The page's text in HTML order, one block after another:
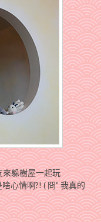
來躲樹屋一起玩
心情啊?! ( 冏” 我真的